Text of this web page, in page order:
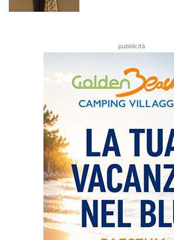
pubblicità